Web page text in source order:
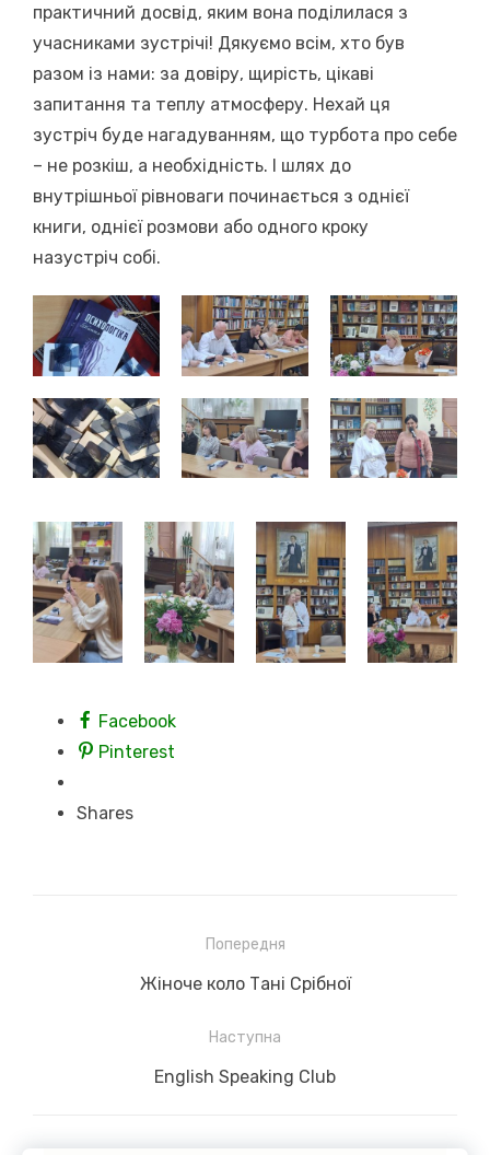
практичний досвід, яким вона поділилася з
учасниками зустрічі! Дякуємо всім, хто був
разом із нами: за довіру, щирість, цікаві
запитання та теплу атмосферу. Нехай ця
зустріч буде нагадуванням, що турбота про себе
– не розкіш, а необхідність. І шлях до
внутрішньої рівноваги починається з однієї
книги, однієї розмови або одного кроку
назустріч собі.
Facebook
Pinterest
Shares
Попередня
Previous
Жіноче коло Тані Срібної
Наступна
Next
English Speaking Club